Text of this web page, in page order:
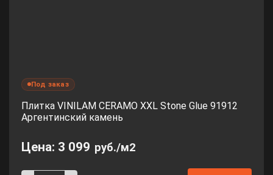
Под заказ
Плитка VINILAM CERAMO XXL Stone Glue 91912
Аргентинский камень
Цена: 3 099 руб./м2